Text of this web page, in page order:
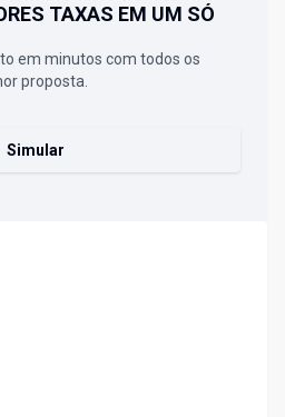
TAXAS EM UM SÓ
em minutos com todos os
proposta.
Simular